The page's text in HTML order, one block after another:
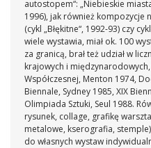
autostopem“: „Niebieskie
1996), jak również kompozycje
(cykl „Błękitne“, 1992-93) czy
wiele wystawia, miał ok. 100
za granicą, brał też udział w
krajowych i międzynarodowych,
Współczesnej, Menton 1974,
Biennale, Sydney 1985, XIX
Olimpiada Sztuki, Seul 1988.
rysunek, collage, grafikę
metalowe, kserografia,
do własnych wystaw